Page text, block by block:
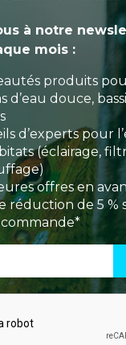
à notre
mois :
produits
d’eau douce,
d’experts pour
(éclairage,
offres en
réduction de 5 %